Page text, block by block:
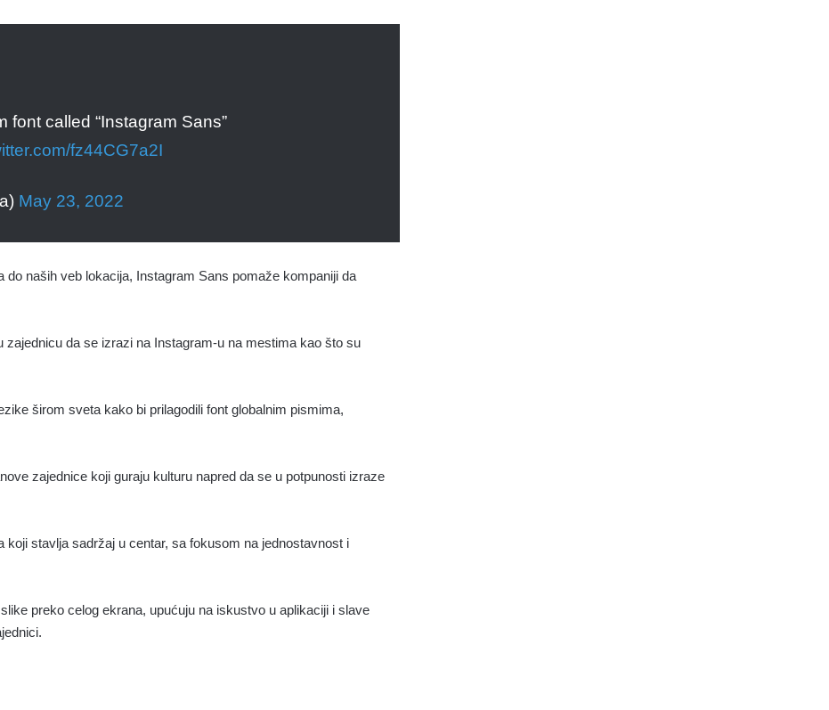
font called “Instagram Sans”
fz44CG7a2I
May 23, 2022
naših veb lokacija, Instagram Sans pomaže kompaniji da
zajednicu da se izrazi na Instagram-u na mestima kao što su
širom sveta kako bi prilagodili font globalnim pismima,
zajednice koji guraju kulturu napred da se u potpunosti izraze
koji stavlja sadržaj u centar, sa fokusom na jednostavnost i
preko celog ekrana, upućuju na iskustvo u aplikaciji i slave